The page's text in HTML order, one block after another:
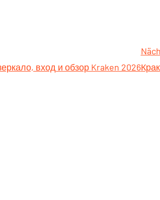
вход и обзор Kraken 2026